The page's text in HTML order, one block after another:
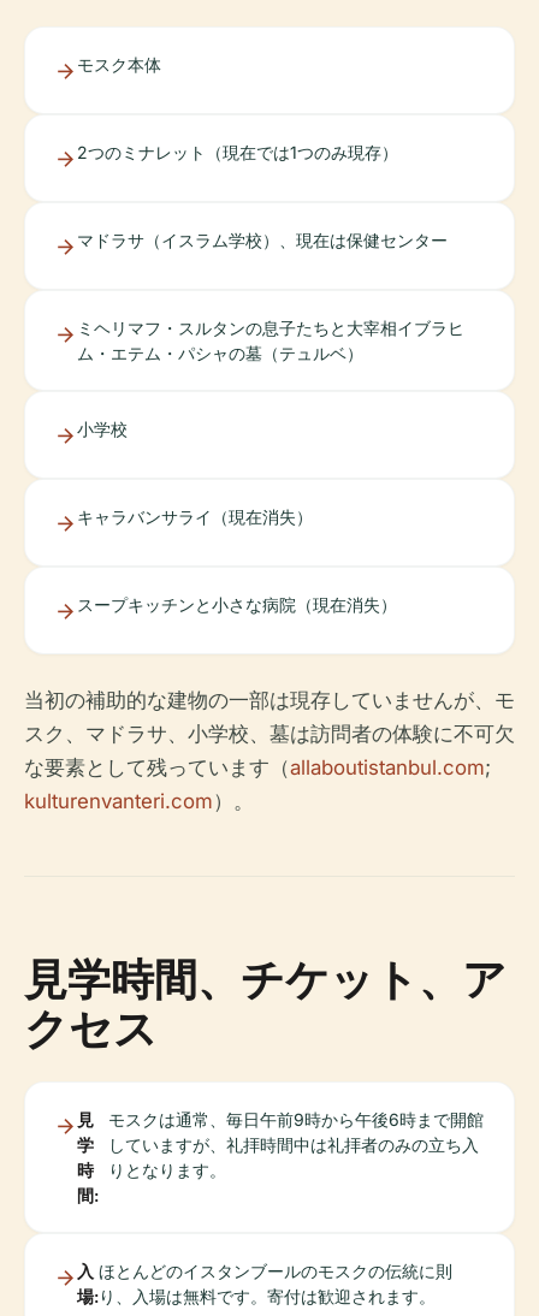
モスク本体
2つのミナレット（現在では1つのみ現存）
マドラサ（イスラム学校）、現在は保健センター
ミヘリマフ・スルタンの息子たちと大宰相イブラヒ
ム・エテム・パシャの墓（テュルベ）
小学校
キャラバンサライ（現在消失）
スープキッチンと小さな病院（現在消失）
当初の補助的な建物の一部は現存していませんが、モ
スク、マドラサ、小学校、墓は訪問者の体験に不可欠
な要素として残っています（allaboutistanbul.com;
kulturenvanteri.com）。
見学時間、チケット、ア
クセス
見
学
時
間:
モスクは通常、毎日午前9時から午後6時まで開館
していますが、礼拝時間中は礼拝者のみの立ち入
りとなります。
入
場:
ほとんどのイスタンブールのモスクの伝統に則
り、入場は無料です。寄付は歓迎されます。